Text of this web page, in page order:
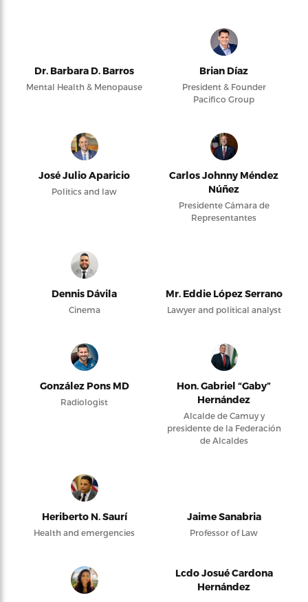
Dr. Barbara D. Barros
Mental Health & Menopause
Brian Díaz
President & Founder
Pacifico Group
José Julio Aparicio
Politics and law
Carlos Johnny Méndez
Núñez
Presidente Cámara de
Representantes
Dennis Dávila
Cinema
Mr. Eddie López Serrano
Lawyer and political analyst
González Pons MD
Radiologist
Hon. Gabriel “Gaby”
Hernández
Alcalde de Camuy y
presidente de la Federación
de Alcaldes
Heriberto N. Saurí
Health and emergencies
Jaime Sanabria
Professor of Law
Lcdo Josué Cardona
Hernández